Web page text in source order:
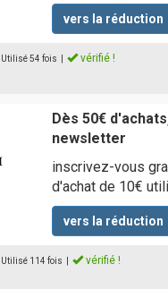
vers la réduction
| Utilisé 54 fois vérifié !
Dès 50€
newsletter
inscrivez-vous
d'achat de 10€
vers la réduction
| Utilisé 114 fois vérifié !